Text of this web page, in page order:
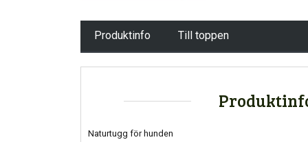
Produktinfo Till toppen
Naturtugg för hunden